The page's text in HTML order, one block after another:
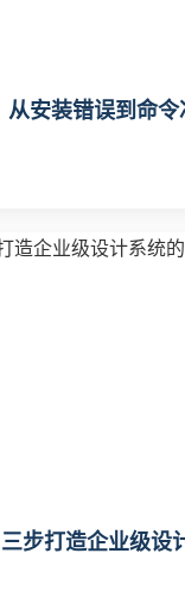
安装错误到命
步打造企业级设